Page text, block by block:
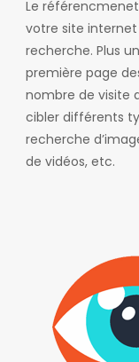
Le
votre site
recherche. Plus
première page
nombre de visite
cibler différents
recherche
de vidéos, etc.